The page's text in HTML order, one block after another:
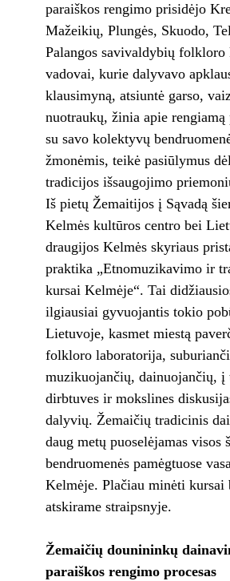
paraiškos rengimo prisidėjo
Mažeikių, Plungės, Skuodo,
Palangos savivaldybių
vadovai, kurie dalyvavo
klausimyną, atsiuntė garso,
nuotraukų, žinia apie
su savo kolektyvų
žmonėmis, teikė pasiūlymus
tradicijos išsaugojimo
Iš pietų Žemaitijos į Sąvadą
Kelmės kultūros centro bei
draugijos Kelmės skyriaus
praktika „Etnomuzikavimo ir
kursai Kelmėje“. Tai
ilgiausiai gyvuojantis tokio
Lietuvoje, kasmet miestą
folkloro laboratorija,
muzikuojančių, dainuojančių, į
dirbtuves ir mokslines
dalyvių. Žemaičių tradicinis
daug metų puoselėjamas visos
bendruomenės pamėgtuose
Kelmėje. Plačiau minėti kursai
atskirame straipsnyje.
Žemaičių dounininkų
paraiškos rengimo procesas